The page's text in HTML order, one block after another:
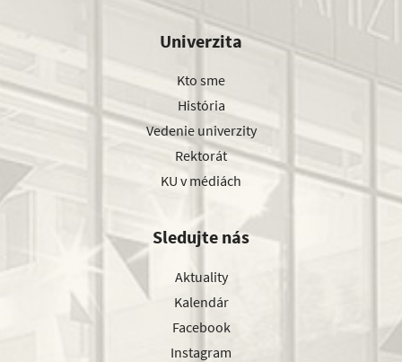
Univerzita
Kto sme
História
Vedenie univerzity
Rektorát
KU v médiách
Sledujte nás
Aktuality
Kalendár
Facebook
Instagram